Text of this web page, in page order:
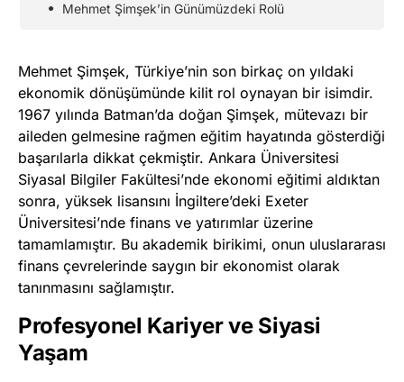
Mehmet Şimşek’in Günümüzdeki Rolü
Mehmet Şimşek, Türkiye’nin son birkaç on yıldaki
ekonomik dönüşümünde kilit rol oynayan bir isimdir.
1967 yılında Batman’da doğan Şimşek, mütevazı bir
aileden gelmesine rağmen eğitim hayatında gösterdiği
başarılarla dikkat çekmiştir. Ankara Üniversitesi
Siyasal Bilgiler Fakültesi’nde ekonomi eğitimi aldıktan
sonra, yüksek lisansını İngiltere’deki Exeter
Üniversitesi’nde finans ve yatırımlar üzerine
tamamlamıştır. Bu akademik birikimi, onun uluslararası
finans çevrelerinde saygın bir ekonomist olarak
tanınmasını sağlamıştır.
Profesyonel Kariyer ve Siyasi
Yaşam